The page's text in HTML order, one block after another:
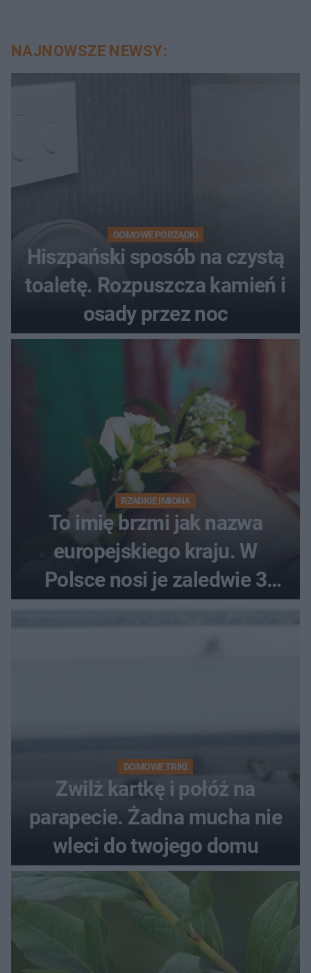
NAJNOWSZE NEWSY:
DOMOWE PORZĄDKI
Hiszpański sposób na czystą
toaletę. Rozpuszcza kamień i
osady przez noc
RZADKIE IMIONA
To imię brzmi jak nazwa
europejskiego kraju. W
Polsce nosi je zaledwie 3
kobiety
DOMOWE TRIKI
Zwilż kartkę i połóż na
parapecie. Żadna mucha nie
wleci do twojego domu